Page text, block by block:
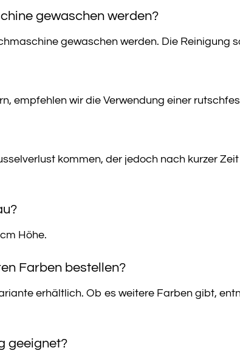
gewaschen werden?
gewaschen werden. Die Reinigung
empfehlen wir die Verwendung einer
kommen, der jedoch nach kurzer
Höhe.
Farben bestellen?
erhältlich. Ob es weitere Farben gibt,
geeignet?